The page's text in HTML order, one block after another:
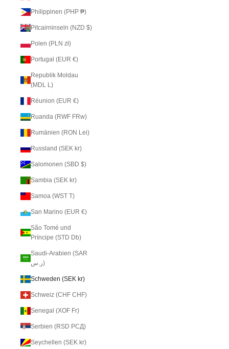
Philippinen (PHP ₱)
Pitcairninseln (NZD $)
Polen (PLN zł)
Portugal (EUR €)
Republik Moldau
(MDL L)
Réunion (EUR €)
Ruanda (RWF FRw)
Rumänien (RON Lei)
Russland (SEK kr)
Salomonen (SBD $)
Sambia (SEK kr)
Samoa (WST T)
San Marino (EUR €)
São Tomé und
Príncipe (STD Db)
Saudi-Arabien (SAR
ر.س)
Schweden (SEK kr)
Schweiz (CHF CHF)
Senegal (XOF Fr)
Serbien (RSD РСД)
Seychellen (SEK kr)